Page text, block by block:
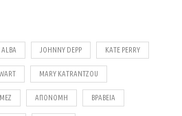
ALBA JOHNNY DEPP KATE PERRY
MARY KATRANTZOU
ΑΠΟΝΟΜΉ ΒΡΑΒΕΊΑ